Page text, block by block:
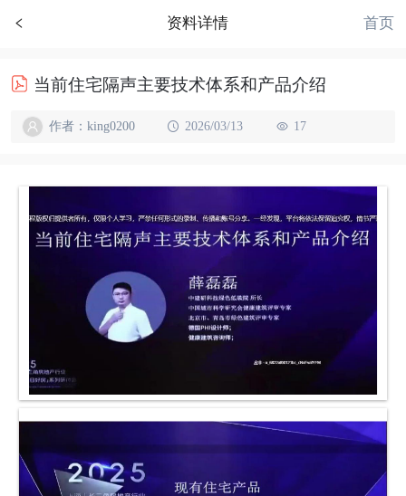
资料详情 首页
当前住宅隔声主要技术体系和产品介绍
作者：king0200 2026/03/13 17